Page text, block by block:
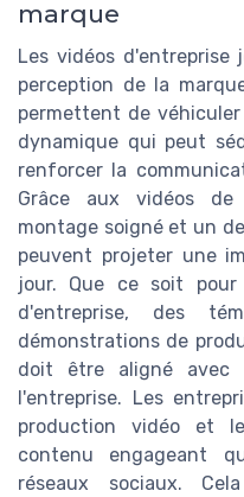
marque
Les vidéos
perception de la
permettent de
dynamique qui peut
renforcer la
Grâce aux vidéos
montage soigné et un
peuvent projeter une
jour. Que ce soit
d'entreprise, des
démonstrations de
doit être aligné
l'entreprise. Les
production vidéo et
contenu engageant
réseaux sociaux.